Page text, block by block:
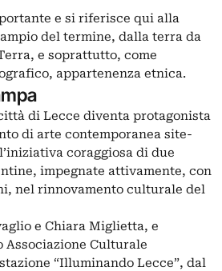
e si riferisce qui alla
del termine, dalla terra da
e soprattutto, come
appartenenza etnica.
di Lecce diventa protagonista
di arte contemporanea site-
coraggiosa di due
impegnate attivamente, con
nel rinnovamento culturale del
e Chiara Miglietta, e
Associazione Culturale
“Illuminando Lecce”, dal